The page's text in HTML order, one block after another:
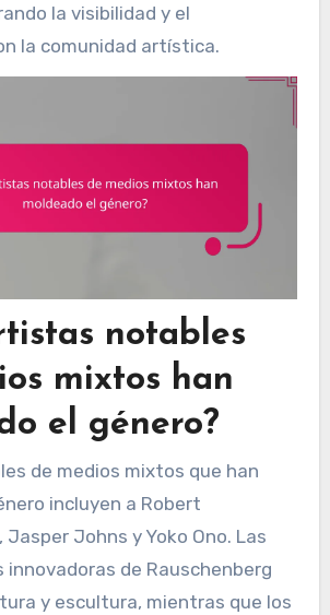
la visibilidad y el
la comunidad artística.
notables
mixtos han
el género?
de medios mixtos que han
incluyen a Robert
Jasper Johns y Yoko Ono. Las
innovadoras de Rauschenberg
y escultura, mientras que los